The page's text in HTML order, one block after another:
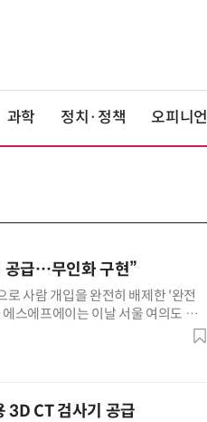
과학 정치·정책 오피니언
공급…무인화 구현”
사람 개입을 완전히 배제한 '완전
스에프에이는 이날 서울 여의도 한
혔다. 2030년에 완
3D CT 검사기 공급